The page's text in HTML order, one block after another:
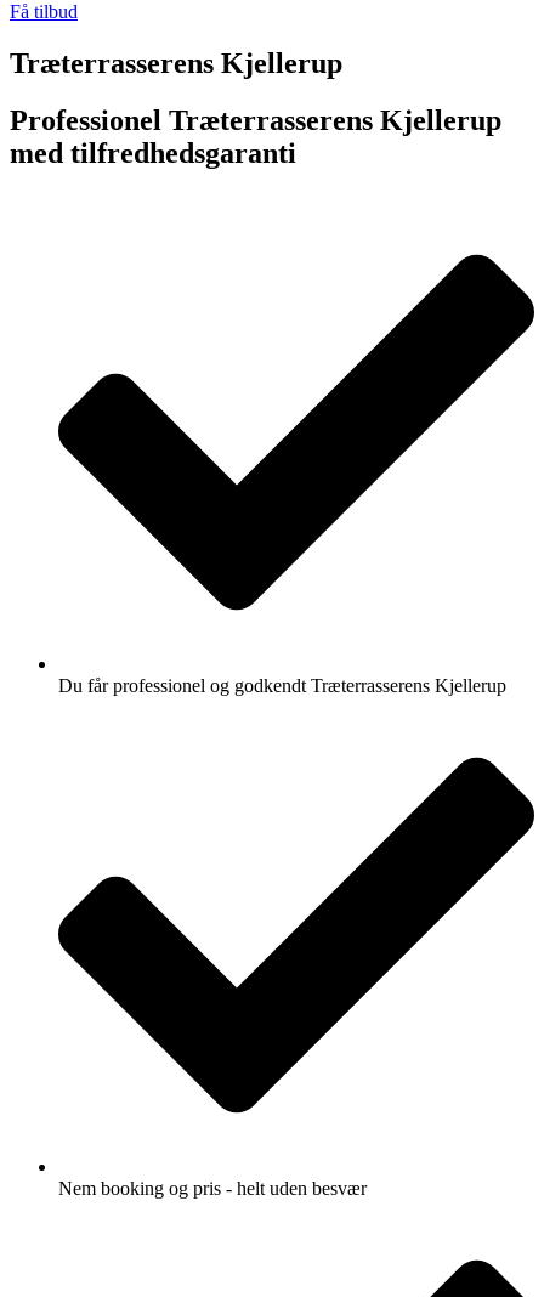
Få tilbud
Træterrasserens Kjellerup
Professionel Træterrasserens Kjellerup
med tilfredhedsgaranti
Du får professionel og godkendt Træterrasserens Kjellerup
Nem booking og pris - helt uden besvær